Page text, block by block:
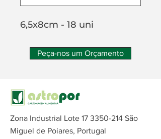
6,5x8cm - 18 uni
Peça-nos um Orçamento
Zona Industrial Lote 17 3350-214 São
Miguel de Poiares, Portugal